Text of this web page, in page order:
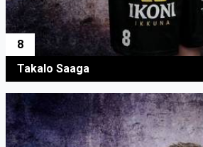
8
Takalo Saaga